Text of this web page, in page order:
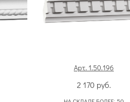
Арт. 1.50.196
2 170 руб.